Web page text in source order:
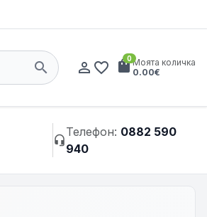
search person_outline favorite_border shopping_bag
0Моята количка
0.00€
headset_mic
Телефон: 0882 590
940